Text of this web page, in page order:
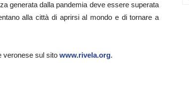
generata dalla pandemia deve essere superata
alla città di aprirsi al mondo e di tornare a
veronese sul sito www.rivela.org.